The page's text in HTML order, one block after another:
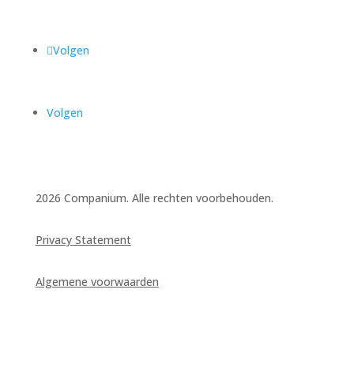
Volgen
Volgen
2026 Companium. Alle rechten voorbehouden.
Privacy Statement
Algemene voorwaarden